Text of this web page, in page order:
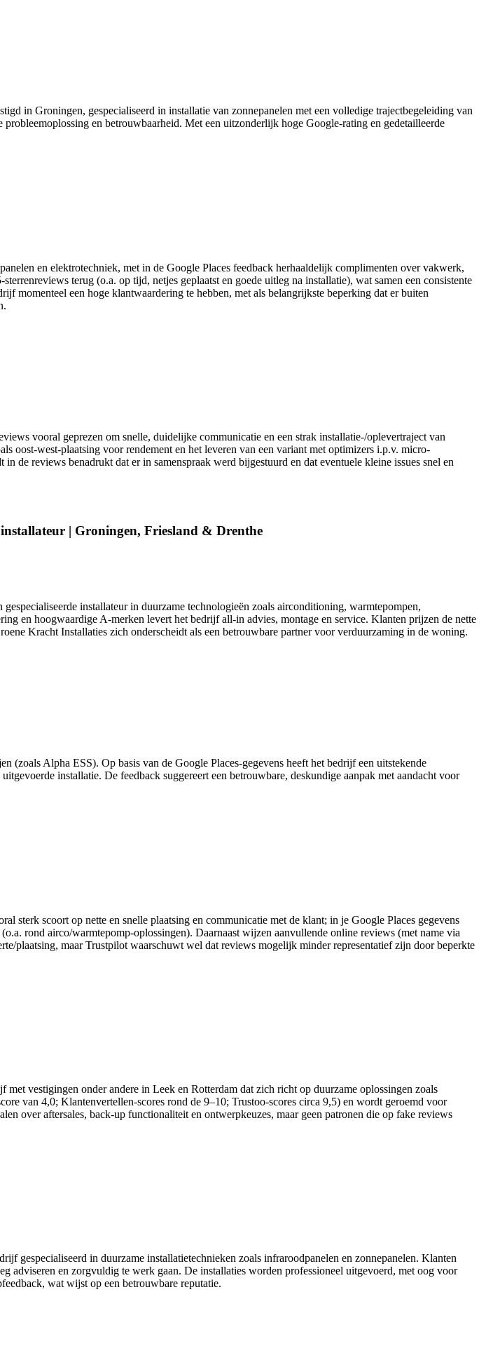
in Groningen, gespecialiseerd in installatie van zonnepanelen met een volledige trajectbegeleiding van
en betrouwbaarheid. Met een uitzonderlijk hoge Google-rating en gedetailleerde
en elektrotechniek, met in de Google Places feedback herhaaldelijk complimenten over vakwerk,
terug (o.a. op tijd, netjes geplaatst en goede uitleg na installatie), wat samen een consistente
momenteel een hoge klantwaardering te hebben, met als belangrijkste beperking dat er buiten
vooral geprezen om snelle, duidelijke communicatie en een strak installatie-/oplevertraject van
oost-west-plaatsing voor rendement en het leveren van een variant met optimizers i.p.v. micro-
reviews benadrukt dat er in samenspraak werd bijgestuurd en dat eventuele kleine issues snel en
| Groningen, Friesland & Drenthe
installateur in duurzame technologieën zoals airconditioning, warmtepompen,
en hoogwaardige A-merken levert het bedrijf all-in advies, montage en service. Klanten prijzen de nette
Kracht Installaties zich onderscheidt als een betrouwbare partner voor verduurzaming in de woning.
Alpha ESS). Op basis van de Google Places-gegevens heeft het bedrijf een uitstekende
installatie. De feedback suggereert een betrouwbare, deskundige aanpak met aandacht voor
sterk scoort op nette en snelle plaatsing en communicatie met de klant; in je Google Places gegevens
rond airco/warmtepomp-oplossingen). Daarnaast wijzen aanvullende online reviews (met name via
plaatsing, maar Trustpilot waarschuwt wel dat reviews mogelijk minder representatief zijn door beperkte
vestigingen onder andere in Leek en Rotterdam dat zich richt op duurzame oplossingen zoals
van 4,0; Klantenvertellen-scores rond de 9–10; Trustoo-scores circa 9,5) en wordt geroemd voor
over aftersales, back-up functionaliteit en ontwerpkeuzes, maar geen patronen die op fake reviews
gespecialiseerd in duurzame installatietechnieken zoals infraroodpanelen en zonnepanelen. Klanten
en zorgvuldig te werk gaan. De installaties worden professioneel uitgevoerd, met oog voor
wat wijst op een betrouwbare reputatie.